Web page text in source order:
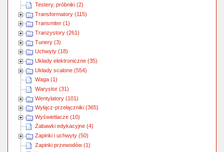
Testery, próbniki (2)
Transformatory (115)
Transmiter (1)
Tranzystory (261)
Tunery (3)
Uchwyty (18)
Układy elektroniczne (35)
Układy scalone (554)
Waga (1)
Warystor (31)
Wentylatory (101)
Wyłącz-przełączniki (365)
Wyświetlacze (10)
Zabawki edykacyjne (4)
Zapinki i uchwyty (50)
Zapinki przewodów (1)